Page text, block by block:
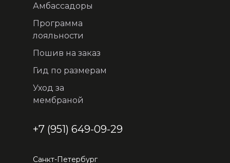
Амбассадоры
Программа
лояльности
Пошив на заказ
Гид по размерам
Уход за
мембраной
+7 (951) 649-09-29
Санкт-Петербург